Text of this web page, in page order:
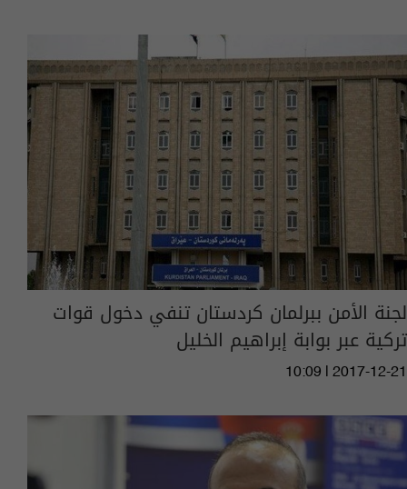
لجنة الأمن ببرلمان كردستان تنفي دخول قوات
تركية عبر بوابة إبراهيم الخليل
10:09 | 2017-12-21